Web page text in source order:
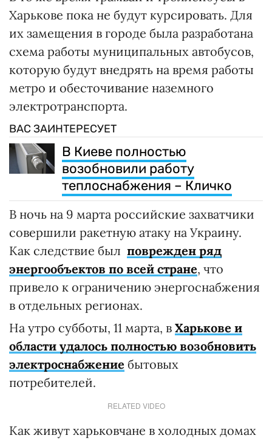
Харькове пока не будут курсировать. Для
их замещения в городе была разработана
схема работы муниципальных автобусов,
которую будут внедрять на время работы
метро и обесточивание наземного
электротранспорта.
ВАС ЗАИНТЕРЕСУЕТ
В Киеве полностью
возобновили работу
теплоснабжения – Кличко
В ночь на 9 марта российские захватчики
совершили ракетную атаку на Украину.
Как следствие был поврежден ряд
энергообъектов по всей стране, что
привело к ограничению энергоснабжения
в отдельных регионах.
На утро субботы, 11 марта, в Харькове и
области удалось полностью возобновить
электроснабжение бытовых
потребителей.
RELATED VIDEO
Как живут харьковчане в холодных домах